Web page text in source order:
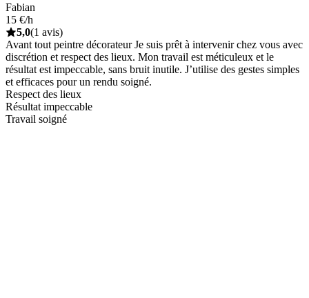
Fabian
15 €/h
5,0(1 avis)
Avant tout peintre décorateur Je suis prêt à intervenir chez vous avec
discrétion et respect des lieux. Mon travail est méticuleux et le
résultat est impeccable, sans bruit inutile. J’utilise des gestes simples
et efficaces pour un rendu soigné.
Respect des lieux
Résultat impeccable
Travail soigné